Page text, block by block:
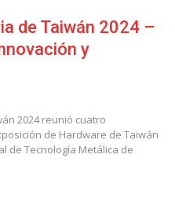
de Taiwán 2024 –
y
2024 reunió cuatro
de Hardware de Taiwán
de Tecnología Metálica de